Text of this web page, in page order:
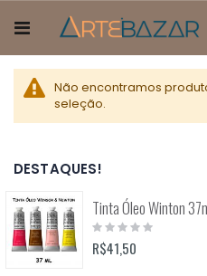
para
o
conteúdo
Não encontramos
seleção.
DESTAQUES!
Tinta Óleo Winton
Rating:
0%
R$41,50